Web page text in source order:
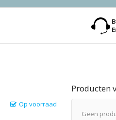
Op voorraad
Producten
Geen